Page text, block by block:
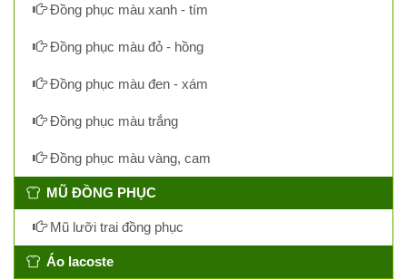
Đồng phục màu xanh - tím
Đồng phục màu đỏ - hồng
Đồng phục màu đen - xám
Đồng phục màu trắng
Đồng phục màu vàng, cam
MŨ ĐỒNG PHỤC
Mũ lưỡi trai đồng phục
Áo lacoste